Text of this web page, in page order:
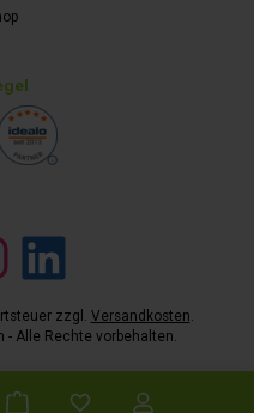
LinkedIn
zzgl. Versandkosten.
- Alle Rechte vorbehalten.